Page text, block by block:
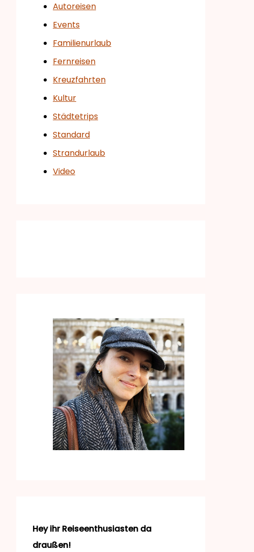
Autoreisen
Events
Familienurlaub
Fernreisen
Kreuzfahrten
Kultur
Städtetrips
Standard
Strandurlaub
Video
Hey ihr Reiseenthusiasten da
draußen!